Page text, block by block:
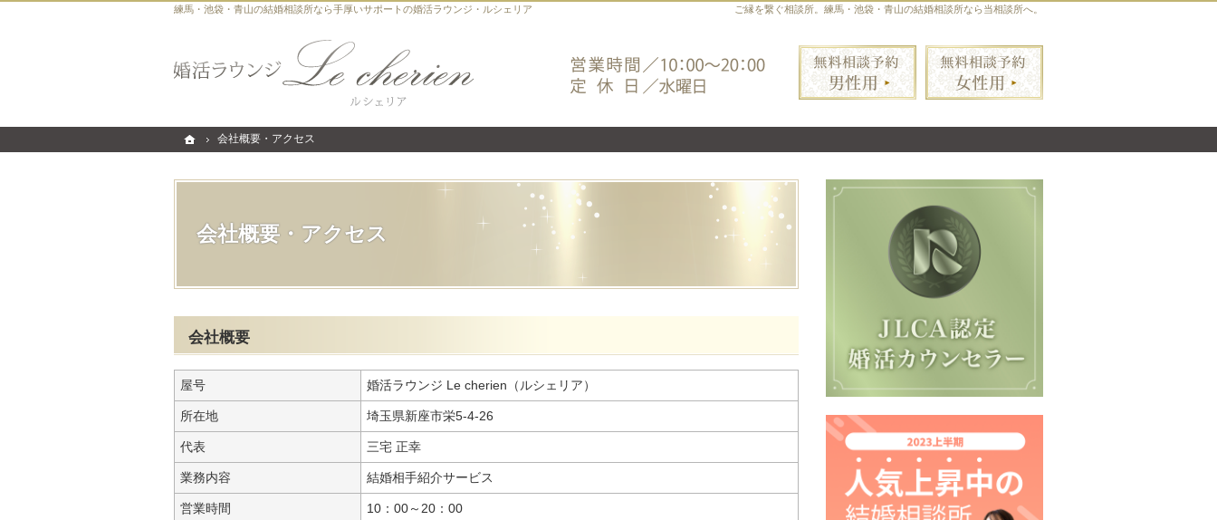
ホーム
会社概要・アクセス
会社概要・アクセス
ご縁を繋ぐ相談所。練馬・池袋・青山の結婚相談所なら当相談所へ。
練馬・池袋・青山の結婚相談所なら手厚いサポートの婚活ラウンジ・ルシェリア
会社概要
屋号 婚活ラウンジ Le cherien（ルシェリア）
所在地 埼玉県新座市栄5-4-26
代表 三宅 正幸
業務内容 結婚相手紹介サービス
営業時間 10：00～20：00
無料相談予約男性用
ホーム
会社概要・アクセス